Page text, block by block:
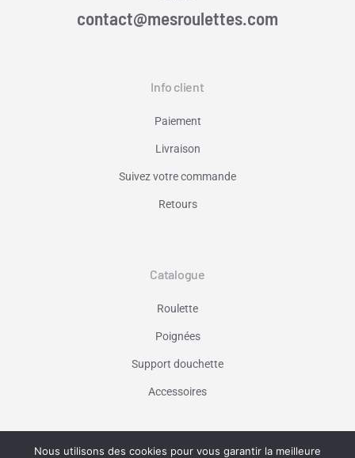
contact@mesroulettes.com
Info client
Paiement
Livraison
Suivez votre commande
Retours
Catalogue
Roulette
Poignées
Support douchette
Accessoires
Vaniseo - votre agence web à Marseille -
Nous utilisons des cookies pour vous garantir la meilleure